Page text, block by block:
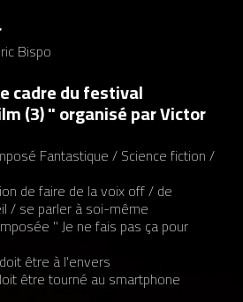
Bispo
cadre du festival
(3) " organisé par Victor
Fantastique / Science fiction /
de faire de la voix off / de
/ se parler à soi-même
" Je ne fais pas ça pour
être à l'envers
être tourné au smartphone